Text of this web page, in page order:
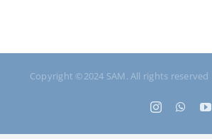
Copyright ©2024 SAM. All rights
Instagram